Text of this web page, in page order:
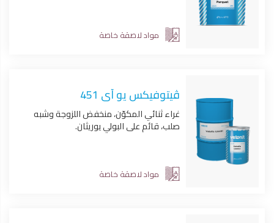
مواد لاصقة خاصة
ڤيتوفيكس يو آى 451
غراء ثنائي المكوّن، منخفض اللزوجة وشبه
صلب، قائم على البولي يوريثان.
مواد لاصقة خاصة